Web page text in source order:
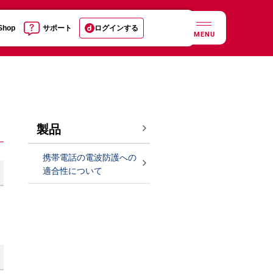
サポート ログインする
MENU
製品
携帯電話の電波防護への
適合性について